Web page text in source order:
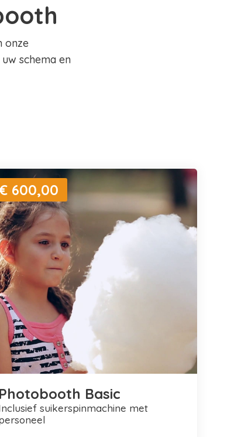
onze
schema en
600,00
Photobooth Basic